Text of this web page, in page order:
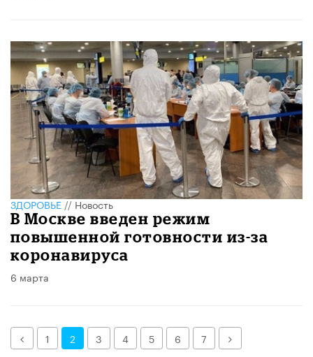
ЗДОРОВЬЕ//Новость
В Москве введен режим
повышенной готовности из-за
коронавируса
6 марта
Назад1 2 3 4 5 6 7 Далее